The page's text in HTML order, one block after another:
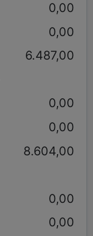
0,00
0,00
6.487,00
0,00
0,00
8.604,00
0,00
0,00